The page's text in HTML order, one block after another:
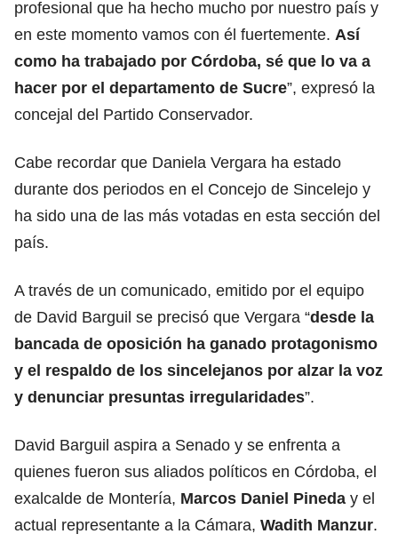
profesional que ha hecho mucho por nuestro país y
en este momento vamos con él fuertemente. Así
como ha trabajado por Córdoba, sé que lo va a
hacer por el departamento de Sucre”, expresó la
concejal del Partido Conservador.
Cabe recordar que Daniela Vergara ha estado
durante dos periodos en el Concejo de Sincelejo y
ha sido una de las más votadas en esta sección del
país.
A través de un comunicado, emitido por el equipo
de David Barguil se precisó que Vergara “desde la
bancada de oposición ha ganado protagonismo
y el respaldo de los sincelejanos por alzar la voz
y denunciar presuntas irregularidades”.
David Barguil aspira a Senado y se enfrenta a
quienes fueron sus aliados políticos en Córdoba, el
exalcalde de Montería, Marcos Daniel Pineda y el
actual representante a la Cámara, Wadith Manzur.